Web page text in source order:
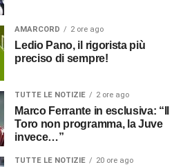
AMARCORD 2 ore ago
Ledio Pano, il rigorista più
preciso di sempre!
TUTTE LE NOTIZIE 2 ore ago
Marco Ferrante in esclusiva: “Il
Toro non programma, la Juve
invece…”
TUTTE LE NOTIZIE 20 ore ago